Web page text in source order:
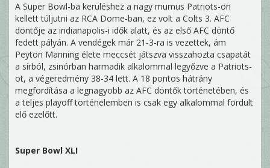
A Super Bowl-ba kerüléshez a nagy mumus Patriots-on
kellett túljutni az RCA Dome-ban, ez volt a Colts 3. AFC
döntője az indianapolis-i idők alatt, és az első AFC döntő
fedett pályán. A vendégek már 21-3-ra is vezettek, ám
Peyton Manning élete meccsét játszva visszahozta csapatát
a sírból, zsinórban harmadik alkalommal legyőzve a Patriots-
ot, a végeredmény 38-34 lett. A 18 pontos hátrány
megfordítása a legnagyobb az AFC döntők történetében, és
a teljes playoff történelemben is csak egy alkalommal fordult
elő ezelőtt.
Super Bowl XLI